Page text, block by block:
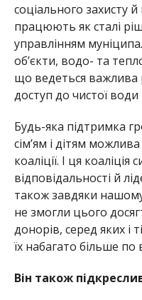
соціального захисту й
працюють як сталі
управлінням муніци
об’єкти, водо- та
що ведеться важлива
доступ до чистої води
Будь-яка підтримка
сім’ям і дітям
коаліції. І ця
відповідальності й
також завдяки
не змогли цього
донорів, серед яких і
їх набагато більше по
Він також підк